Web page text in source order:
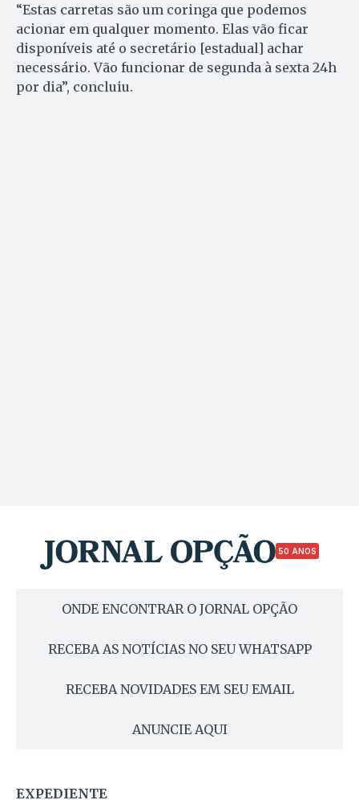
“Estas carretas são um coringa que podemos
acionar em qualquer momento. Elas vão ficar
disponíveis até o secretário [estadual] achar
necessário. Vão funcionar de segunda à sexta 24h
por dia”, concluiu.
50 ANOS
ONDE ENCONTRAR O JORNAL OPÇÃO
RECEBA AS NOTÍCIAS NO SEU WHATSAPP
RECEBA NOVIDADES EM SEU EMAIL
ANUNCIE AQUI
EXPEDIENTE